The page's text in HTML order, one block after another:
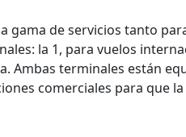
gama de servicios tanto
la 1, para vuelos
Ambas terminales están
comerciales para que